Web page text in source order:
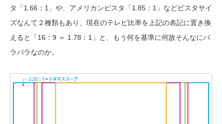
タ「1.66：1」や、アメリカンビスタ「1.85：1」などビスタサイ
ズなんて２種類もあり、現在のテレビ比率を上記の表記に置き換
えると「16：9 ＝ 1.78：1」と、もう何を基準に何故そんなにバ
ラバラなのか。